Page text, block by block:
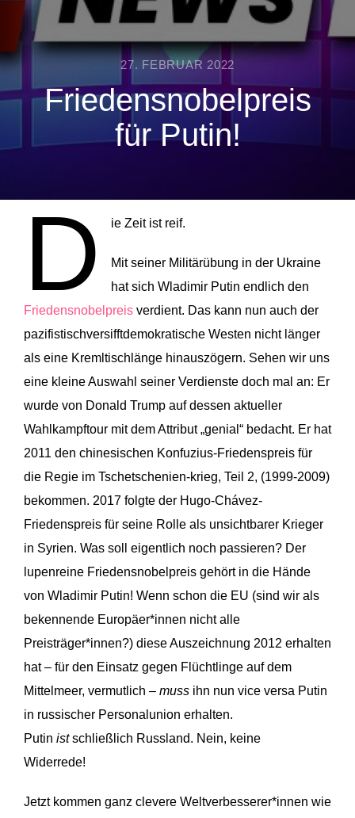
27. FEBRUAR 2022
Friedensnobelpreis
für Putin!
D ie Zeit ist reif.
Mit seiner Militärübung in der Ukraine
hat sich Wladimir Putin endlich den
Friedensnobelpreis verdient. Das kann nun auch der
pazifistischversifftdemokratische Westen nicht länger
als eine Kremltischlänge hinauszögern. Sehen wir uns
eine kleine Auswahl seiner Verdienste doch mal an: Er
wurde von Donald Trump auf dessen aktueller
Wahlkampftour mit dem Attribut „genial“ bedacht. Er hat
2011 den chinesischen Konfuzius-Friedenspreis für
die Regie im Tschetschenien-krieg, Teil 2, (1999-2009)
bekommen. 2017 folgte der Hugo-Chávez-
Friedenspreis für seine Rolle als unsichtbarer Krieger
in Syrien. Was soll eigentlich noch passieren? Der
lupenreine Friedensnobelpreis gehört in die Hände
von Wladimir Putin! Wenn schon die EU (sind wir als
bekennende Europäer*innen nicht alle
Preisträger*innen?) diese Auszeichnung 2012 erhalten
hat – für den Einsatz gegen Flüchtlinge auf dem
Mittelmeer, vermutlich – muss ihn nun vice versa Putin
in russischer Personalunion erhalten.
Putin istschließlich Russland. Nein, keine
Widerrede!
Jetzt kommen ganz clevere Weltverbesserer*innen wie